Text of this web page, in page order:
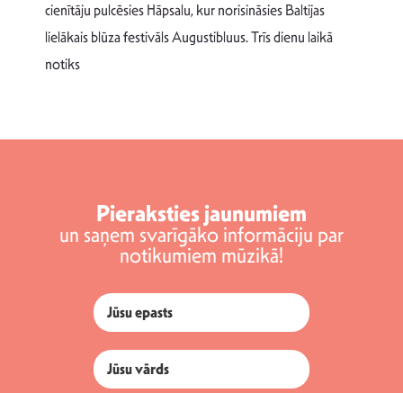
cienītāju pulcēsies Hāpsalu, kur norisināsies Baltijas
lielākais blūza festivāls Augustibluus. Trīs dienu laikā
notiks
Pieraksties jaunumiem
un saņem svarīgāko informāciju par
notikumiem mūzikā!